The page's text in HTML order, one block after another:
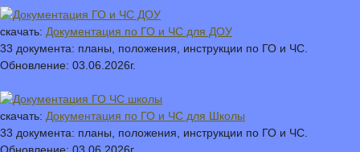
скачать: Документация по ГО и ЧС для ДОУ
33 документа: планы, положения, инструкции по ГО и ЧС.
Обновление: 03.06.2026г.
скачать: Документация по ГО и ЧС для Школы
33 документа: планы, положения, инструкции по ГО и ЧС.